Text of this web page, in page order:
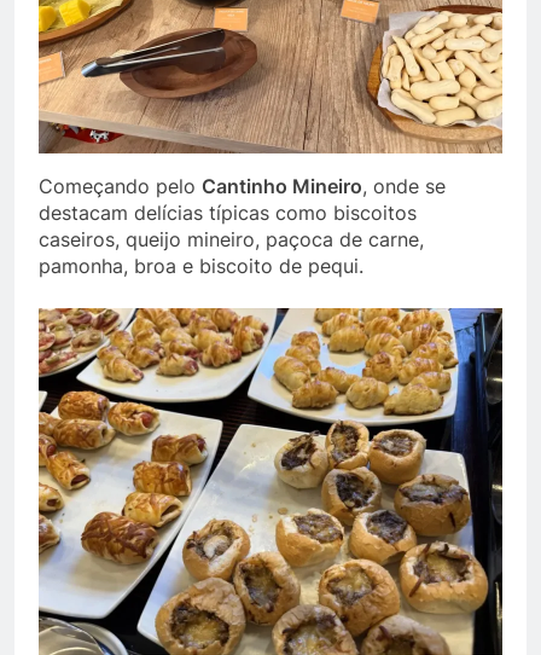
Começando pelo Cantinho Mineiro, onde se
destacam delícias típicas como biscoitos
caseiros, queijo mineiro, paçoca de carne,
pamonha, broa e biscoito de pequi.